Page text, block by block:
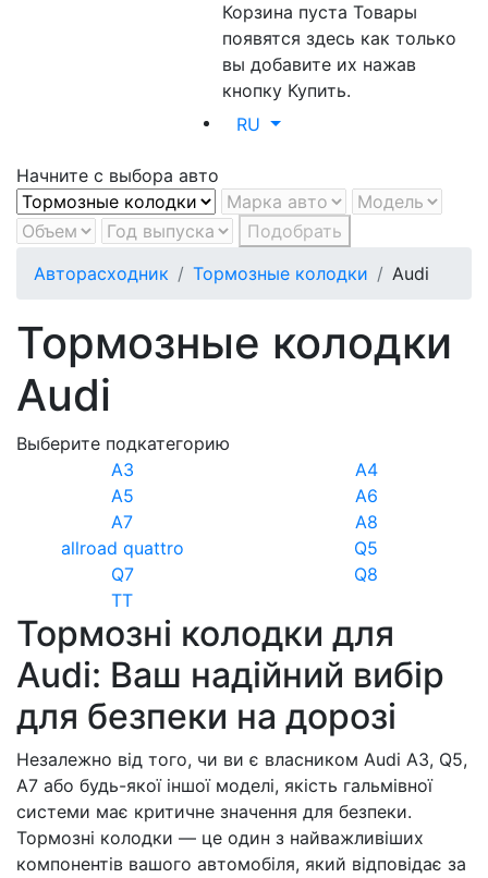
Корзина пустаТовары
появятся здесь как только
вы добавите их нажав
кнопку Купить.
RU
Начните с выбора авто
Подобрать
Авторасходник
Тормозные колодки Audi
Тормозные колодки
Audi
Выберите подкатегорию
A3
A4
A5
A6
A7
A8
allroad quattro
Q5
Q7
Q8
TT
Тормозні колодки для
Audi: Ваш надійний вибір
для безпеки на дорозі
Незалежно від того, чи ви є власником Audi A3, Q5,
A7 або будь-якої іншої моделі, якість гальмівної
системи має критичне значення для безпеки.
Тормозні колодки — це один з найважливіших
компонентів вашого автомобіля, який відповідає за